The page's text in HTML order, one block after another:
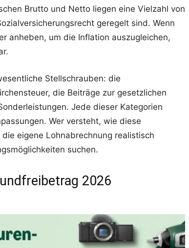
Brutto und Netto liegen eine Vielzahl von
geregelt sind. Wenn
anheben, um die Inflation auszugleichen,
Stellschrauben: die
die Beiträge zur gesetzlichen
Jede dieser Kategorien
Wer versteht, wie diese
eigene Lohnabrechnung realistisch
suchen.
2026